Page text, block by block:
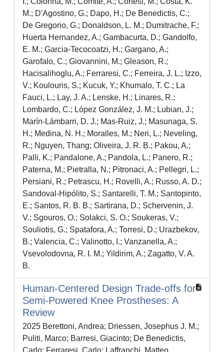
M.; D'Agostino, G.; Dapo, H.; De Benedictis, C.;
De Gregorio, G.; Donaldson, L. M.; Dumitrache, F.;
Huerta Hernandez, A.; Gambacurta, D.; Gandolfo,
E. M.; Garcia-Tecocoatzi, H.; Gargano, A.;
Garofalo, C.; Giovannini, M.; Gleason, R.;
Hacisalihoglu, A.; Ferraresi, C.; Ferreira, J. L.; Izzo,
V.; Koulouris, S.; Kucuk, Y.; Khumalo, T. C.; La
Fauci, L.; Lay, J. A.; Lenske, H.; Linares, R.;
Lombardo, C.; López González, J. M.; Lubian, J.;
Marín-Lámbarri, D. J.; Mas-Ruiz, J.; Masunaga, S.
H.; Medina, N. H.; Moralles, M.; Neri, L.; Neveling,
R.; Nguyen, Thang; Oliveira, J. R. B.; Pakou, A.;
Palli, K.; Pandalone, A.; Pandola, L.; Panero, R.;
Paterna, M.; Pietralla, N.; Pitronaci, A.; Pellegri, L.;
Persiani, R.; Petrascu, H.; Rovelli, A.; Russo, A. D.;
Sandoval-Hipólito, S.; Santarelli, T. M.; Santopinto,
E.; Santos, R. B. B.; Sartirana, D.; Schervenin, J.
V.; Sgouros, O.; Solakci, S. O.; Soukeras, V.;
Souliotis, G.; Spatafora, A.; Torresi, D.; Urazbekov,
B.; Valencia, C.; Valinotto, I.; Vanzanella, A.;
Vsevolodovna, R. I. M.; Yildirim, A.; Zagatto, V. A.
B.
Human-Centered Design Trade-offs for
Semi-Powered Knee Prostheses: A
Review
2025 Berettoni, Andrea; Driessen, Josephus J. M.;
Puliti, Marco; Barresi, Giacinto; De Benedictis,